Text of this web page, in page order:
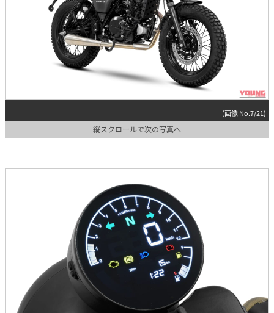
(画像 No.7/21)
縦スクロールで次の写真へ